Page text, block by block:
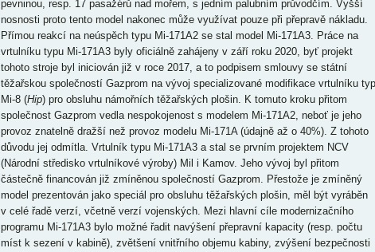
pevninou, resp. 17 pasažérů nad mořem, s jedním palubním průvodčím. Vyšší
nosnosti proto tento model nakonec může využívat pouze při přepravě nákladu.
Přímou reakcí na neúspěch typu Mi-171A2 se stal model Mi-171A3. Práce na
vrtulníku typu Mi-171A3 byly oficiálně zahájeny v září roku 2020, byť projekt
tohoto stroje byl iniciován již v roce 2017, a to podpisem smlouvy se státní
těžařskou společností Gazprom na vývoj specializované modifikace vrtulníku
Mi-8 (Hip) pro obsluhu námořních těžařských plošin. K tomuto kroku přitom
společnost Gazprom vedla nespokojenost s modelem Mi-171A2, neboť je jeho
provoz znatelně dražší než provoz modelu Mi-171A (údajně až o 40%). Z tohoto
důvodu jej odmítla. Vrtulník typu Mi-171A3 a stal se prvním projektem NCV
(Národní středisko vrtulníkové výroby) Mil i Kamov. Jeho vývoj byl přitom
částečně financován již zmíněnou společností Gazprom. Přestože je zmíněný
model prezentován jako speciál pro obsluhu těžařských plošin, měl být vyráběn
v celé řadě verzí, včetně verzí vojenských. Mezi hlavní cíle modernizačního
programu Mi-171A3 bylo možné řadit navýšení přepravní kapacity (resp. počtu
míst k sezení v kabině), zvětšení vnitřního objemu kabiny, zvýšení bezpečnosti